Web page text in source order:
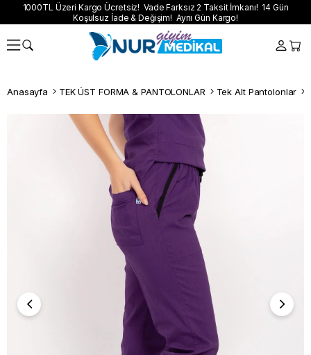
1000TL Üzeri Kargo Ücretsiz! Vade Farksız 2 Taksit İmkanı! 14 Gün
Koşulsuz İade & Değişim! Aynı Gün Kargo!
Anasayfa TEK ÜST FORMA & PANTOLONLAR Tek Alt Pantolonlar